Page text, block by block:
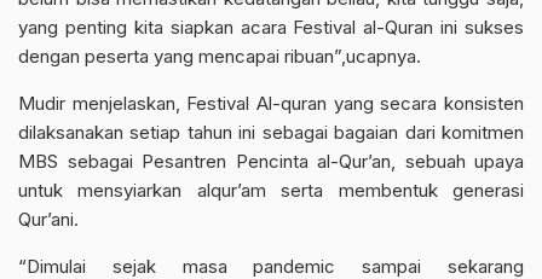
yang penting kita siapkan acara Festival al-Quran ini sukses
dengan peserta yang mencapai ribuan”,ucapnya.
Mudir menjelaskan, Festival Al-quran yang secara konsisten
dilaksanakan setiap tahun ini sebagai bagaian dari komitmen
MBS sebagai Pesantren Pencinta al-Qur’an, sebuah upaya
untuk mensyiarkan alqur’am serta membentuk generasi
Qur’ani.
“Dimulai sejak masa pandemic sampai sekarang